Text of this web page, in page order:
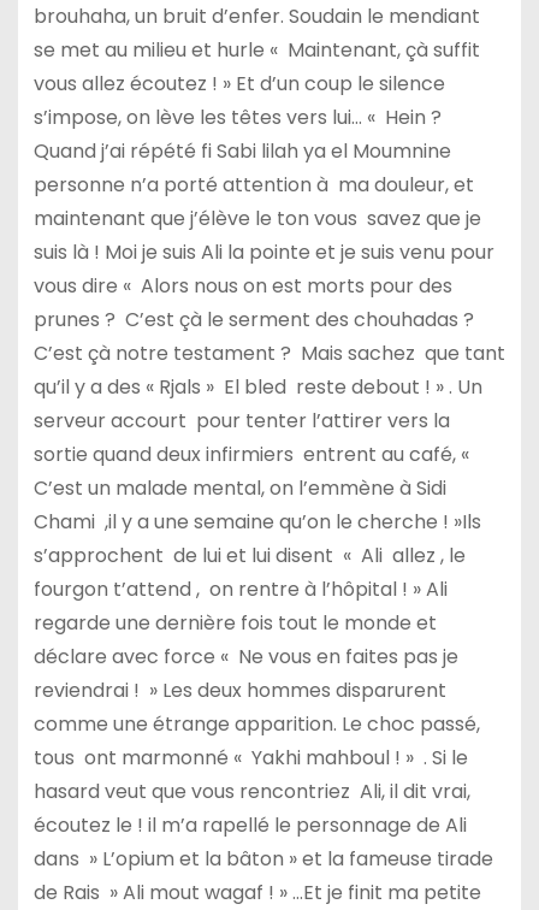
brouhaha, un bruit d’enfer. Soudain le mendiant
se met au milieu et hurle « Maintenant, çà suffit
vous allez écoutez ! » Et d’un coup le silence
s’impose, on lève les têtes vers lui… « Hein ?
Quand j’ai répété fi Sabi lilah ya el Moumnine
personne n’a porté attention à ma douleur, et
maintenant que j’élève le ton vous savez que je
suis là ! Moi je suis Ali la pointe et je suis venu pour
vous dire « Alors nous on est morts pour des
prunes ? C’est çà le serment des chouhadas ?
C’est çà notre testament ? Mais sachez que tant
qu’il y a des « Rjals » El bled reste debout ! » . Un
serveur accourt pour tenter l’attirer vers la
sortie quand deux infirmiers entrent au café, «
C’est un malade mental, on l’emmène à Sidi
Chami ,il y a une semaine qu’on le cherche ! »Ils
s’approchent de lui et lui disent « Ali allez , le
fourgon t’attend , on rentre à l’hôpital ! » Ali
regarde une dernière fois tout le monde et
déclare avec force « Ne vous en faites pas je
reviendrai ! » Les deux hommes disparurent
comme une étrange apparition. Le choc passé,
tous ont marmonné « Yakhi mahboul ! » . Si le
hasard veut que vous rencontriez Ali, il dit vrai,
écoutez le ! il m’a rapellé le personnage de Ali
dans » L’opium et la bâton » et la fameuse tirade
de Rais » Ali mout wagaf ! » …Et je finit ma petite